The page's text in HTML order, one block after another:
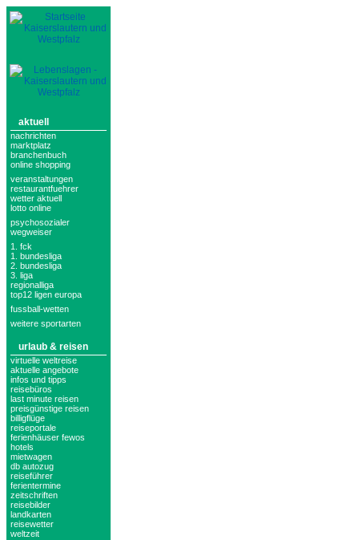
aktuell
nachrichten
marktplatz
branchenbuch
online shopping
veranstaltungen
restaurantfuehrer
wetter aktuell
lotto online
psychosozialer
wegweiser
1. fck
1. bundesliga
2. bundesliga
3. liga
regionalliga
top12 ligen europa
fussball-wetten
weitere sportarten
urlaub & reisen
virtuelle weltreise
aktuelle angebote
infos und tipps
reisebüros
last minute reisen
preisgünstige reisen
billigflüge
reiseportale
ferienhäuser fewos
hotels
mietwagen
db autozug
reiseführer
ferientermine
zeitschriften
reisebilder
landkarten
reisewetter
weltzeit